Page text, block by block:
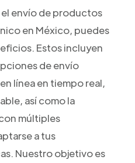
envío de productos
en México, puedes
Estos incluyen
de envío
línea en tiempo real,
así como la
múltiples
a tus
Nuestro objetivo es